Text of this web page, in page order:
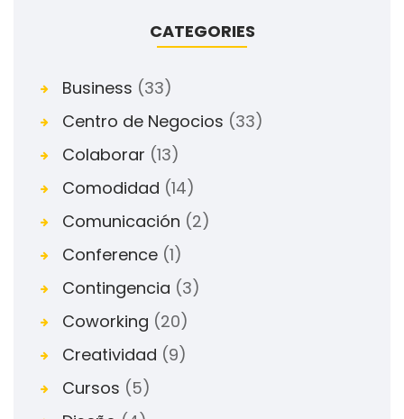
CATEGORIES
Business (33)
Centro de Negocios (33)
Colaborar (13)
Comodidad (14)
Comunicación (2)
Conference (1)
Contingencia (3)
Coworking (20)
Creatividad (9)
Cursos (5)